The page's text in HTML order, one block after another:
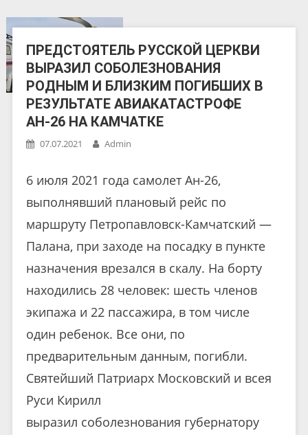
ПРЕДСТОЯТЕЛЬ РУССКОЙ ЦЕРКВИ
ВЫРАЗИЛ СОБОЛЕЗНОВАНИЯ
РОДНЫМ И БЛИЗКИМ ПОГИБШИХ В
РЕЗУЛЬТАТЕ АВИАКАТАСТРОФЕ
АН-26 НА КАМЧАТКЕ
07.07.2021 Admin
6 июля 2021 года самолет Ан-26,
выполнявший плановый рейс по
маршруту Петропавловск-Камчатский —
Палана, при заходе на посадку в пункте
назначения врезался в скалу. На борту
находились 28 человек: шесть членов
экипажа и 22 пассажира, в том числе
один ребенок. Все они, по
предварительным данным, погибли.
Святейший Патриарх Московский и всея
Руси Кирилл
выразил соболезнования губернатору